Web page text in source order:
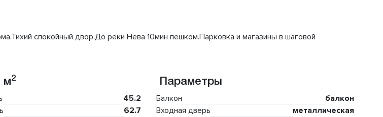
спокойный двор.До реки Нева 10мин пешком.Парковка и магазины в шаговой
м2
45.2
62.7
Параметры
Балкон
балкон
Входная дверь
металлическая